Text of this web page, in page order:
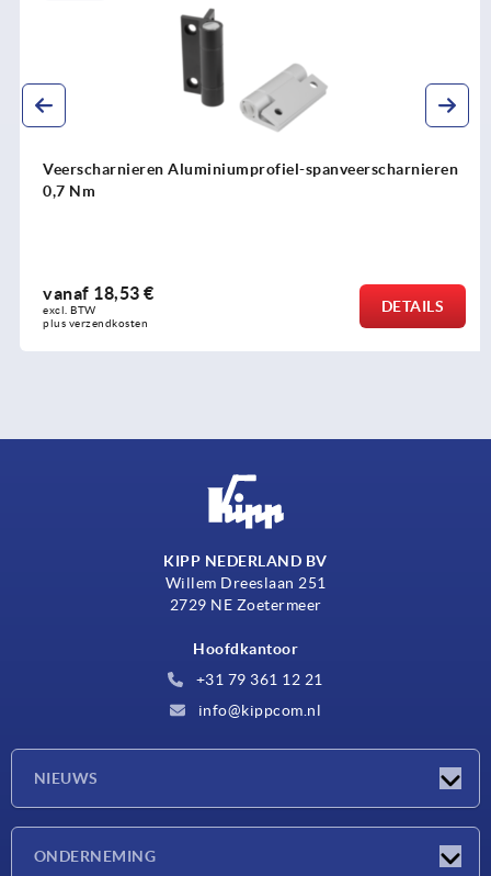
Veerscharnieren Aluminiumprofiel-spanveerscharnieren
0,7 Nm
vanaf18,53 €
excl. BTW
plus verzendkosten
DETAILS
KIPP NEDERLAND BV
Willem Dreeslaan 251
2729 NE Zoetermeer
Hoofdkantoor
+31 79 361 12 21
info@kippcom.nl
NIEUWS
ONDERNEMING